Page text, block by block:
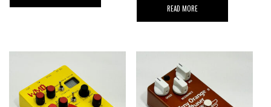
READ MORE